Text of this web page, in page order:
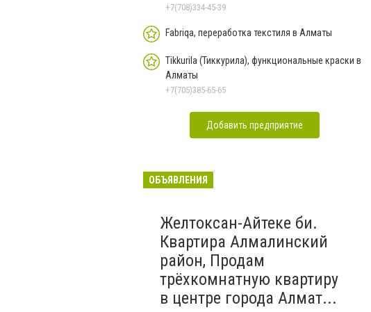
+7(708)334-45-39
Fabriqa, переработка текстиля в Алматы
Tikkurila (Тиккурила), функциональные краски в
Алматы
+7(705)385-65-65
Добавить предприятие
ОБЪЯВЛЕНИЯ
Желтоксан-Айтеке би.
Квартира Алмалинский
район, Продам
трёхкомнатную квартиру
в центре города Алмат...